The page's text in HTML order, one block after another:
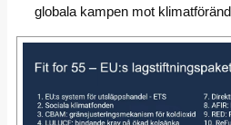
globala kampen mot